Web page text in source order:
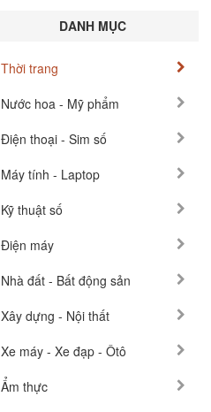
DANH MỤC
Thời trang
Nước hoa - Mỹ phẩm
Điện thoại - Sim số
Máy tính - Laptop
Kỹ thuật số
Điện máy
Nhà đất - Bất động sản
Xây dựng - Nội thất
Xe máy - Xe đạp - Ôtô
Ẩm thực